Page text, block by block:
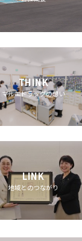
THINK
マルエドラッグの想い
LINK
地域とのつながり